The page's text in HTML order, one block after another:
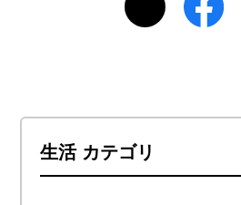
生活 カテゴリ